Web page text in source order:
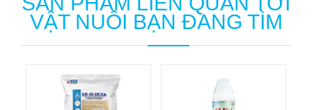
VẬT NUÔI BẠN ĐANG TÌM